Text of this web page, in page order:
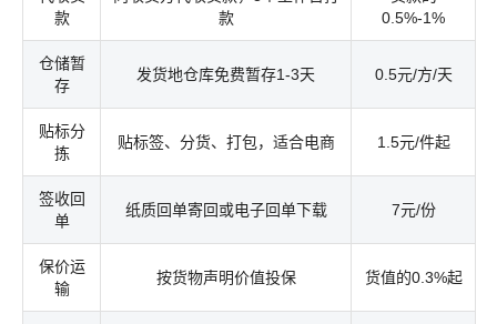
款
款
0.5%-1%
仓储暂
存
发货地仓库免费暂存1-3天 0.5元/方/天
贴标分
拣
贴标签、分货、打包，适合电商 1.5元/件起
签收回
单
纸质回单寄回或电子回单下载 7元/份
保价运
输
按货物声明价值投保 货值的0.3%起